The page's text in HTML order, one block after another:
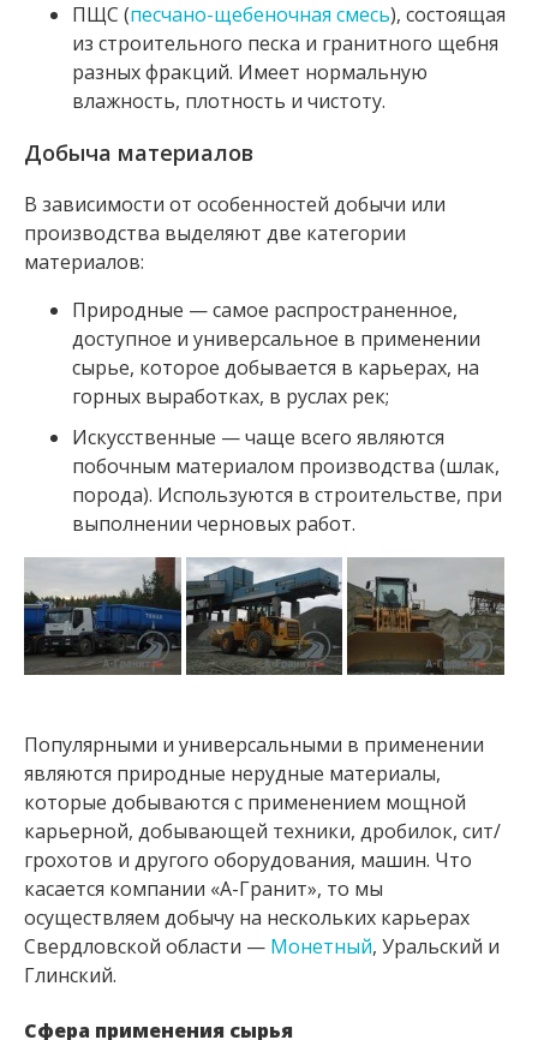
ПЩС (песчано-щебеночная смесь), состоящая
из строительного песка и гранитного щебня
разных фракций. Имеет нормальную
влажность, плотность и чистоту.
Добыча материалов
В зависимости от особенностей добычи или
производства выделяют две категории
материалов:
Природные — самое распространенное,
доступное и универсальное в применении
сырье, которое добывается в карьерах, на
горных выработках, в руслах рек;
Искусственные — чаще всего являются
побочным материалом производства (шлак,
порода). Используются в строительстве, при
выполнении черновых работ.
Популярными и универсальными в применении
являются природные нерудные материалы,
которые добываются с применением мощной
карьерной, добывающей техники, дробилок, сит/
грохотов и другого оборудования, машин. Что
касается компании «А-Гранит», то мы
осуществляем добычу на нескольких карьерах
Свердловской области — Монетный, Уральский и
Глинский.
Сфера применения сырья